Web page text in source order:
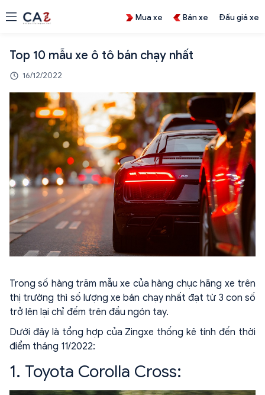
Mua xe Bán xe Đấu giá xe
Top 10 mẫu xe ô tô bán chạy nhất
16/12/2022
Trong số hàng trăm mẫu xe của hàng chục hãng xe trên
thị trường thì số lượng xe bán chạy nhất đạt từ 3 con số
trở lên lại chỉ đếm trên đầu ngón tay.
Dưới đây là tổng hợp của Zingxe thống kê tính đến thời
điểm tháng 11/2022:
1. Toyota Corolla Cross: